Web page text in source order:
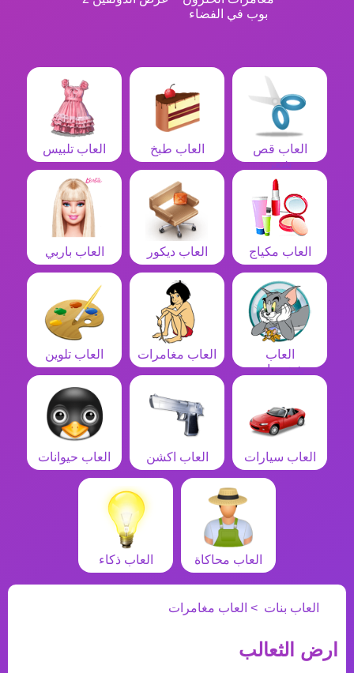
بوب في الفضاء
العاب قص
شعر
العاب طبخ العاب تلبيس
العاب مكياج العاب ديكور العاب باربي
العاب
شخصيات
العاب مغامرات العاب تلوين
العاب سيارات العاب اكشن العاب حيوانات
العاب محاكاة العاب ذكاء
العاب بنات العاب مغامرات
ارض الثعالب